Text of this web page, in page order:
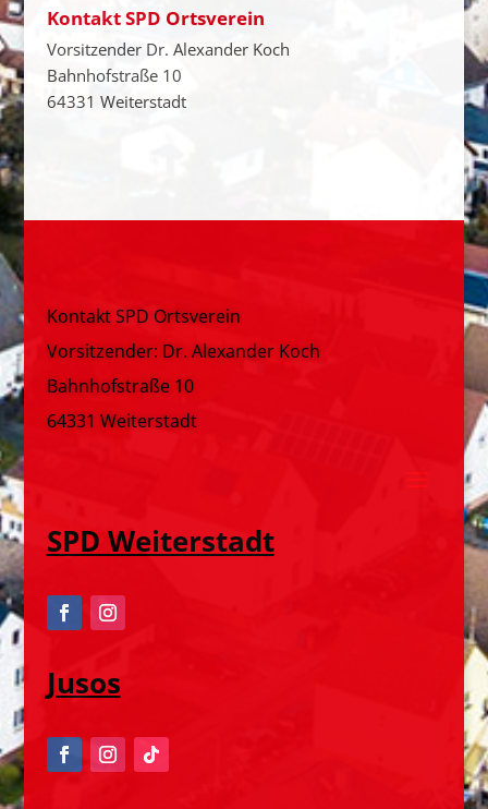
Kontakt SPD Ortsverein
Vorsitzender Dr. Alexander Koch
Bahnhofstraße 10
64331 Weiterstadt
Kontakt SPD Ortsverein
Vorsitzender: Dr. Alexander Koch
Bahnhofstraße 10
64331 Weiterstadt
SPD Weiterstadt
Jusos